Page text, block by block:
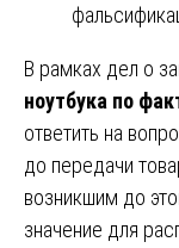
В рамках дел о
ноутбука по
ответить на
до передачи
возникшим до
значение для